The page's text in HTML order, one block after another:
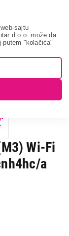
sajtu
d.o.o. može da
putem "kolačića"
Wi-Fi
a